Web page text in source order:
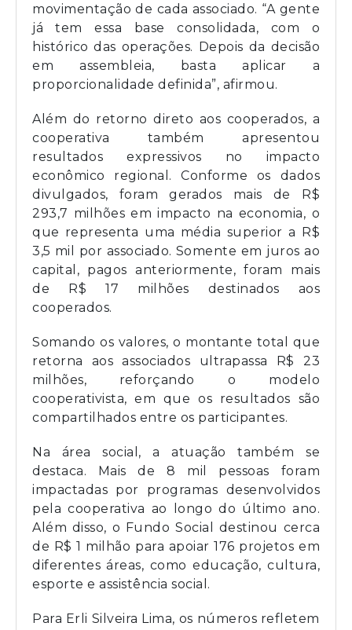
movimentação de cada associado. “A gente
já tem essa base consolidada, com o
histórico das operações. Depois da decisão
em assembleia, basta aplicar a
proporcionalidade definida”, afirmou.
Além do retorno direto aos cooperados, a
cooperativa também apresentou
resultados expressivos no impacto
econômico regional. Conforme os dados
divulgados, foram gerados mais de R$
293,7 milhões em impacto na economia, o
que representa uma média superior a R$
3,5 mil por associado. Somente em juros ao
capital, pagos anteriormente, foram mais
de R$ 17 milhões destinados aos
cooperados.
Somando os valores, o montante total que
retorna aos associados ultrapassa R$ 23
milhões, reforçando o modelo
cooperativista, em que os resultados são
compartilhados entre os participantes.
Na área social, a atuação também se
destaca. Mais de 8 mil pessoas foram
impactadas por programas desenvolvidos
pela cooperativa ao longo do último ano.
Além disso, o Fundo Social destinou cerca
de R$ 1 milhão para apoiar 176 projetos em
diferentes áreas, como educação, cultura,
esporte e assistência social.
Para Erli Silveira Lima, os números refletem